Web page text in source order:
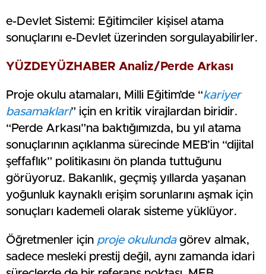
e-Devlet Sistemi: Eğitimciler kişisel atama
sonuçlarını e-Devlet üzerinden sorgulayabilirler.
YÜZDEYÜZHABER Analiz/Perde Arkası
Proje okulu atamaları, Milli Eğitim’de “kariyer
basamakları” için en kritik virajlardan biridir.
“Perde Arkası”na baktığımızda, bu yıl atama
sonuçlarının açıklanma sürecinde MEB’in “dijital
şeffaflık” politikasını ön planda tuttuğunu
görüyoruz. Bakanlık, geçmiş yıllarda yaşanan
yoğunluk kaynaklı erişim sorunlarını aşmak için
sonuçları kademeli olarak sisteme yüklüyor.
Öğretmenler için proje okulunda görev almak,
sadece mesleki prestij değil, aynı zamanda idari